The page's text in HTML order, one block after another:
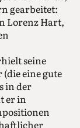
gearbeitet:
Lorenz Hart,
seine
eine gute
in der
er in